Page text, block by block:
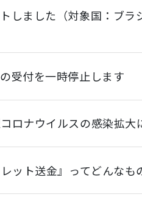
しました（対象国：ブラ
受付を一時停止します
ロナウイルスの感染拡
ット送金』ってどんなも